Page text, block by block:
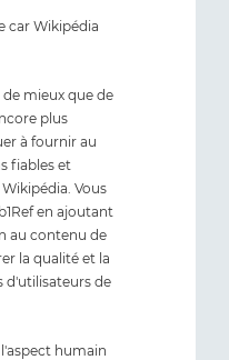
car Wikipédia
mieux que de
plus
à fournir au
fiables et
Vous
en ajoutant
au contenu de
la qualité et la
d'utilisateurs de
humain